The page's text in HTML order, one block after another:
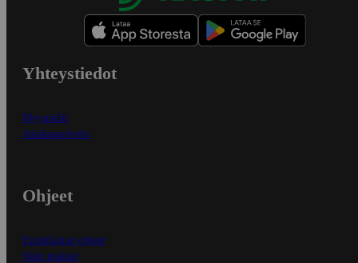
Yhteystiedot
Myymälät
Asiakaspalvelu
Ohjeet
Ensitilaajan ohjeet
Näin maksat